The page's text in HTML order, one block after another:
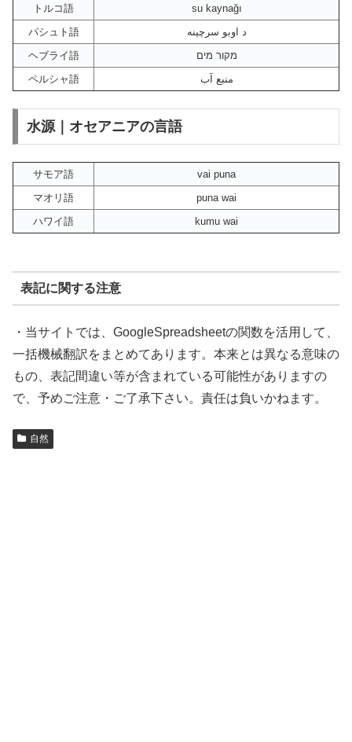
トルコ語
su kaynağı
パシュト語
د اوبو سرچینه
ヘブライ語
מקור מים
ペルシャ語
منبع آب
水源｜オセアニアの言語
サモア語
vai puna
マオリ語
puna wai
ハワイ語
kumu wai
表記に関する注意
・当サイトでは、GoogleSpreadsheetの関数を活用して、
一括機械翻訳をまとめてあります。本来とは異なる意味の
もの、表記間違い等が含まれている可能性がありますの
で、予めご注意・ご了承下さい。責任は負いかねます。
自然